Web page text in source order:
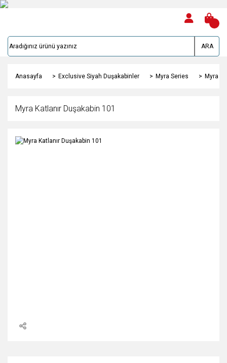
ARA
Anasayfa Exclusive Siyah Duşakabinler Myra Series Myra
Myra Katlanır Duşakabin 101